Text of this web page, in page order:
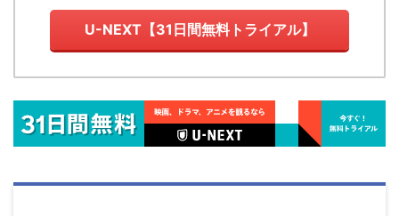
U-NEXT【31日間無料トライアル】